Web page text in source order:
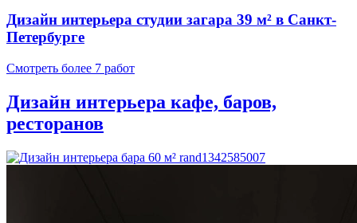
Дизайн интерьера студии загара 39 м² в Санкт-
Петербурге
Смотреть более 7 работ
Дизайн интерьера кафе, баров,
ресторанов